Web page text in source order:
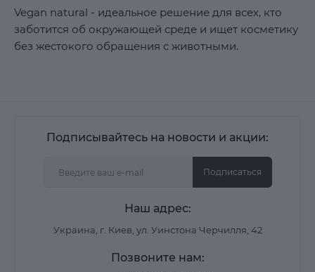
Vegan natural - идеальное решение для всех, кто
заботится об окружающей среде и ищет косметику
без жестокого обращения с животными.
Подписывайтесь на новости и акции:
Подписаться
Наш адрес:
Украина, г. Киев, ул. Уинстона Черчилля, 42
Позвоните нам: